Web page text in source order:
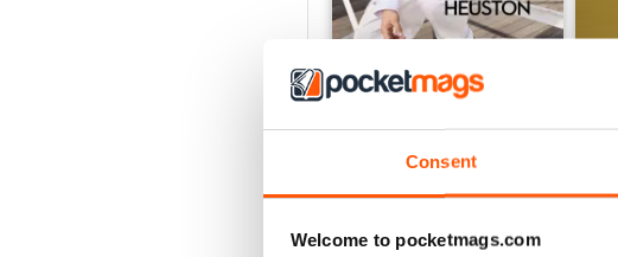
Consent
Welcome to pocketmags.com
Summer 2026